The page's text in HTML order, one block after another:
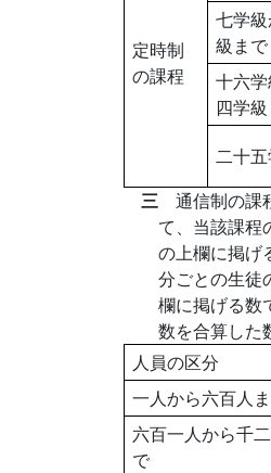
定時制
の課程
七学
級まで
十六
四学
二十
三 通信制の課
て、当該課程
の上欄に掲げ
分ごとの生徒
欄に掲げる数
数を合算した
人員の区分
一人から六百人
六百一人から千
で